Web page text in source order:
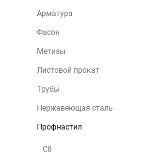
Арматура
Фасон
Метизы
Листовой прокат
Трубы
Нержавеющая сталь
Профнастил
С8